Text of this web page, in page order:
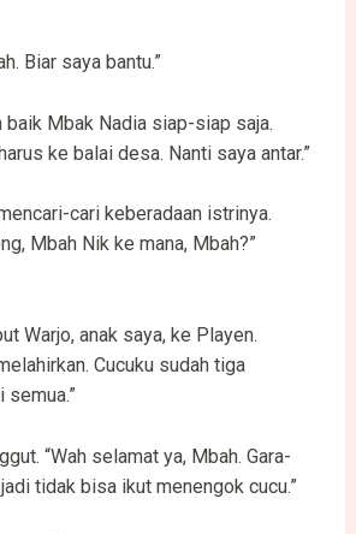
Biar saya bantu.”
baik Mbak Nadia siap-siap saja.
ke balai desa. Nanti saya antar.”
cari keberadaan istrinya.
Mbah Nik ke mana, Mbah?”
Warjo, anak saya, ke Playen.
Cucuku sudah tiga
semua.”
“Wah selamat ya, Mbah. Gara-
tidak bisa ikut menengok cucu.”